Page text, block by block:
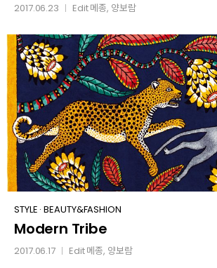
2017.06.23 Edit메종, 양보람
Modern
Tribe
STYLE ·BEAUTY&FASHION
Modern Tribe
2017.06.17 Edit메종, 양보람